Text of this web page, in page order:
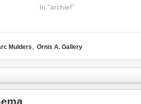
In "archief"
Mulders, Ornis A. Gallery